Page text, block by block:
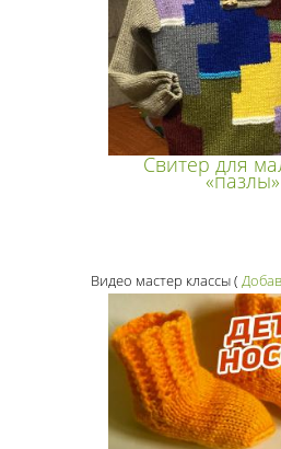
Свитер для
«пазлы»
Видео мастер классы(